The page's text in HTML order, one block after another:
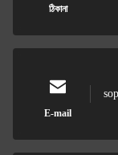
ঠিকানা
E-mail